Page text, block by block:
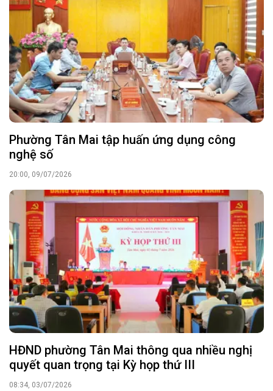
Phường Tân Mai tập huấn ứng dụng công
nghệ số
20:00, 09/07/2026
HĐND phường Tân Mai thông qua nhiều nghị
quyết quan trọng tại Kỳ họp thứ III
08:34, 03/07/2026